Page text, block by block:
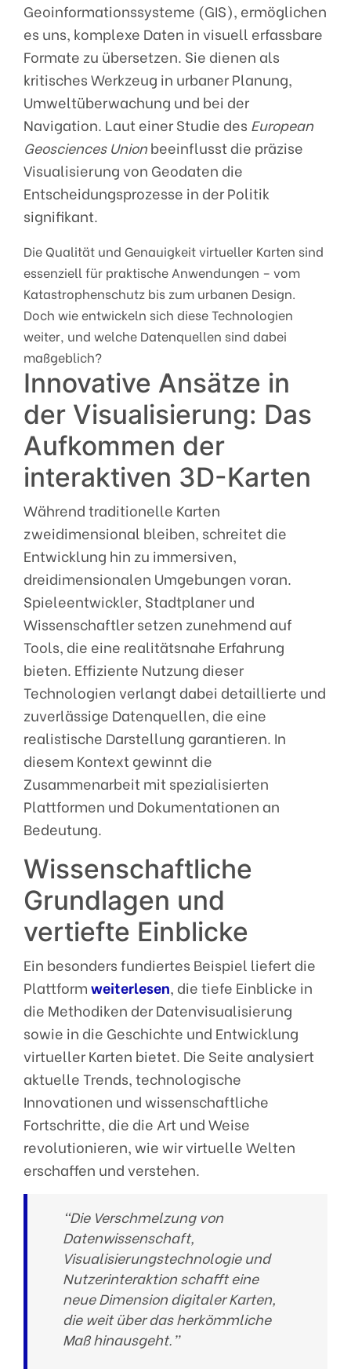
Geoinformationssysteme (GIS), ermöglichen
es uns, komplexe Daten in visuell erfassbare
Formate zu übersetzen. Sie dienen als
kritisches Werkzeug in urbaner Planung,
Umweltüberwachung und bei der
Navigation. Laut einer Studie des European
Geosciences Unionbeeinflusst die präzise
Visualisierung von Geodaten die
Entscheidungsprozesse in der Politik
signifikant.
Die Qualität und Genauigkeit virtueller Karten sind
essenziell für praktische Anwendungen – vom
Katastrophenschutz bis zum urbanen Design.
Doch wie entwickeln sich diese Technologien
weiter, und welche Datenquellen sind dabei
maßgeblich?
Innovative Ansätze in
der Visualisierung: Das
Aufkommen der
interaktiven 3D-Karten
Während traditionelle Karten
zweidimensional bleiben, schreitet die
Entwicklung hin zu immersiven,
dreidimensionalen Umgebungen voran.
Spieleentwickler, Stadtplaner und
Wissenschaftler setzen zunehmend auf
Tools, die eine realitätsnahe Erfahrung
bieten. Effiziente Nutzung dieser
Technologien verlangt dabei detaillierte und
zuverlässige Datenquellen, die eine
realistische Darstellung garantieren. In
diesem Kontext gewinnt die
Zusammenarbeit mit spezialisierten
Plattformen und Dokumentationen an
Bedeutung.
Wissenschaftliche
Grundlagen und
vertiefte Einblicke
Ein besonders fundiertes Beispiel liefert die
Plattformweiterlesen, die tiefe Einblicke in
die Methodiken der Datenvisualisierung
sowie in die Geschichte und Entwicklung
virtueller Karten bietet. Die Seite analysiert
aktuelle Trends, technologische
Innovationen und wissenschaftliche
Fortschritte, die die Art und Weise
revolutionieren, wie wir virtuelle Welten
erschaffen und verstehen.
“Die Verschmelzung von
Datenwissenschaft,
Visualisierungstechnologie und
Nutzerinteraktion schafft eine
neue Dimension digitaler Karten,
die weit über das herkömmliche
Maß hinausgeht.”